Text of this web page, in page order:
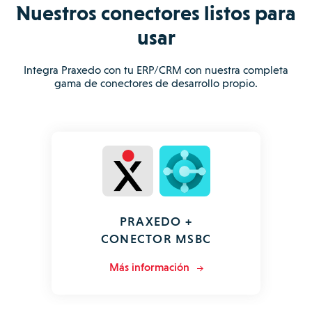
Nuestros conectores listos para
usar
Integra Praxedo con tu ERP/CRM con nuestra completa
gama de conectores de desarrollo propio.
PRAXEDO +
CONECTOR MSBC
Más información